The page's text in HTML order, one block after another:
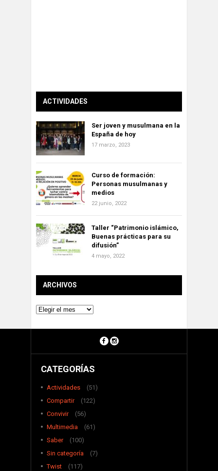
ACTIVIDADES
Ser joven y musulmana en la
España de hoy
17 marzo, 2023
Curso de formación:
Personas musulmanas y
medios
22 junio, 2022
Taller “Patrimonio islámico,
Buenas prácticas para su
difusión”
4 mayo, 2022
ARCHIVOS
Archivos
CATEGORÍAS
Actividades
(51)
Compartir
(122)
Convivir
(56)
Multimedia
(61)
Saber
(100)
Sin categoría
(7)
Twist
(117)